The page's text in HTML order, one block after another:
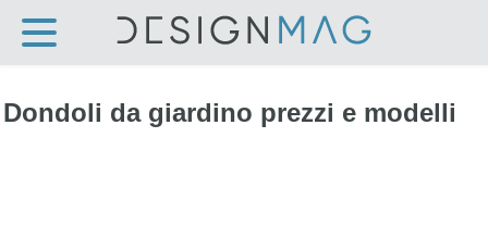
Dondoli da giardino prezzi e modelli